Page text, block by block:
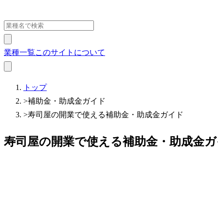
業種一覧このサイトについて
トップ
>補助金・助成金ガイド
>寿司屋の開業で使える補助金・助成金ガイド
寿司屋の開業で使える補助金・助成金